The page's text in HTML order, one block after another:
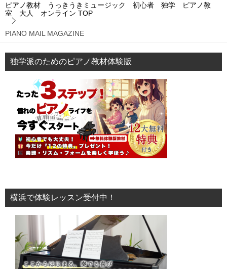
ピアノ教材 うっきうきミュージック 初心者 独学 ピアノ教
室 大人 オンライン TOP
PIANO MAIL MAGAZINE
独学派のためのピアノ教材体験版
横浜で体験レッスン受付中！